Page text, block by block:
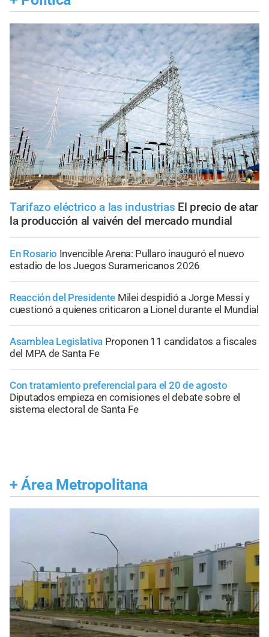
Tarifazo eléctrico a las industrias El precio de atar
la producción al vaivén del mercado mundial
En Rosario Invencible Arena: Pullaro inauguró el nuevo
estadio de los Juegos Suramericanos 2026
Reacción del Presidente Milei despidió a Jorge Messi y
cuestionó a quienes criticaron a Lionel durante el Mundial
Asamblea Legislativa Proponen 11 candidatos a fiscales
del MPA de Santa Fe
Con tratamiento preferencial para el 20 de agosto
Diputados empieza en comisiones el debate sobre el
sistema electoral de Santa Fe
+ Área Metropolitana